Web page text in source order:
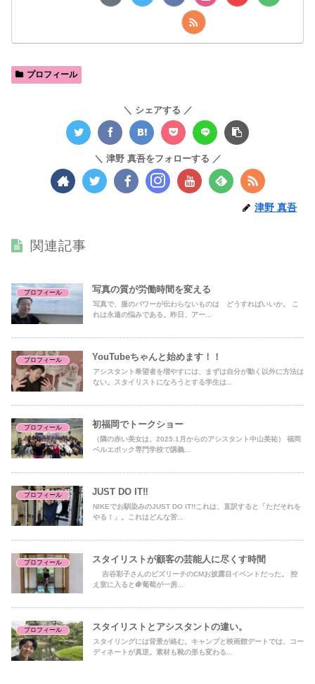
プロフィール
シェアする
津野 真吾をフォローする
津野 真吾
関連記事
プロフィール 写真の質が労働時間を変える
写真で、服のパワーが伝わらないものは どうすればいいか。 こ
れは永遠の悩みである。昨日、アー...
プロフィール YouTubeちゃんと始めます！！
アシスタント希望者を増やすには、まずは自分が動く以外に方法は
ない。スタイリストになろうとする学生は...
プロフィール 初福岡でトークショー
（隣の赤い美女は、2025.1月からのアシスタント中山美祐） 福岡
ベルエポック専門学校で講義...
プロフィール JUST DO IT‼︎
NIKEでお馴染みのJUST DO IT!!これは、直訳すると「ただそれを
やる！」。これはどんな苦...
プロフィール スタイリストが顧客の芸能人に尽くす時間
吉谷彩子さんのビズリーチのCMお披露目イベントだった。 控
え室に入ると🍇葡萄が一房...
プロフィール スタイリストとアシスタントの違い。
スタイリングには背景が絡む。キャンプと映画館デートでは、コー
ディネートが真逆。素材も靴の形も変わる...